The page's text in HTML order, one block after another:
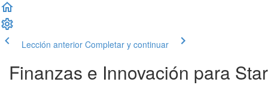
Lección anterior Completar y continuar
Finanzas e Innovación para